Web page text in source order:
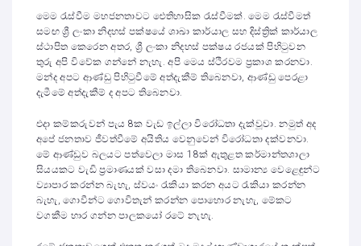
මෙම රැස්වීම මහජනතාවට ඓතිහාසික රැස්වීමක්. මෙම රැස්වීමත්
සමඟ ශ්‍රී ලංකා නිදහස් පක්ෂයේ ශාඛා කාර්යාල සහ දිස්ත්‍රික් කාර්යාල
ස්ථාපිත කෙරෙන අතර, ශ්‍රී ලංකා නිදහස් පක්ෂය රජයක් පිහිටුවන
තුරු අපි විවේක ගන්නේ නැහැ. අපි මෙය ස්ථිරවම ප්‍රකාශ කරනවා.
මන්ද අපට ආණ්ඩු පිහිටුවීමේ අත්දැකීම් තිබෙනවා, ආණ්ඩු පෙරළා
දැමීමේ අත්දැකීම් ද අපට තිබෙනවා.
එදා කම්කරුවන් පැය 8ක වැඩ ඉල්ලා විරෝධතා දැක්වූවා. නමුත් අද
අපේ ජනතාව ජීවත්වීමේ අයිතිය වෙනුවෙන් විරෝධතා දක්වනවා.
මේ ආණ්ඩුව බලයට පත්වෙලා මාස 18ක් ඇතුළත කර්මාන්තශාලා
සියයකට වැඩි ප්‍රමාණයක් වසා දමා තිබෙනවා. සාමාන්‍ය වෙළෙඳුන්ට
ව්‍යාපාර කරන්න බැහැ, ස්වයං රැකියා කරන අයට රැකියා කරන්න
බැහැ, ගොවීන්ට ගොවිතැන් කරන්න පොහොර නැහැ, මේකට
වගකීම භාර ගන්න පාලකයෝ රටේ නැහැ.